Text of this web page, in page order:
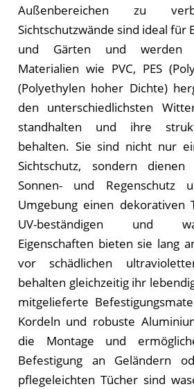
Außenbereichen zu
Sichtschutzwände sind ideal für
und Gärten und werden
Materialien wie PVC, PES
(Polyethylen hoher Dichte)
den unterschiedlichsten
standhalten und ihre
behalten. Sie sind nicht nur
Sichtschutz, sondern
Sonnen- und Regenschutz
Umgebung einen dekorativen
UV-beständigen und
Eigenschaften bieten sie lang
vor schädlichen
behalten gleichzeitig ihr
mitgelieferte
Kordeln und robuste
die Montage und
Befestigung an Geländern
pflegeleichten Tücher sind